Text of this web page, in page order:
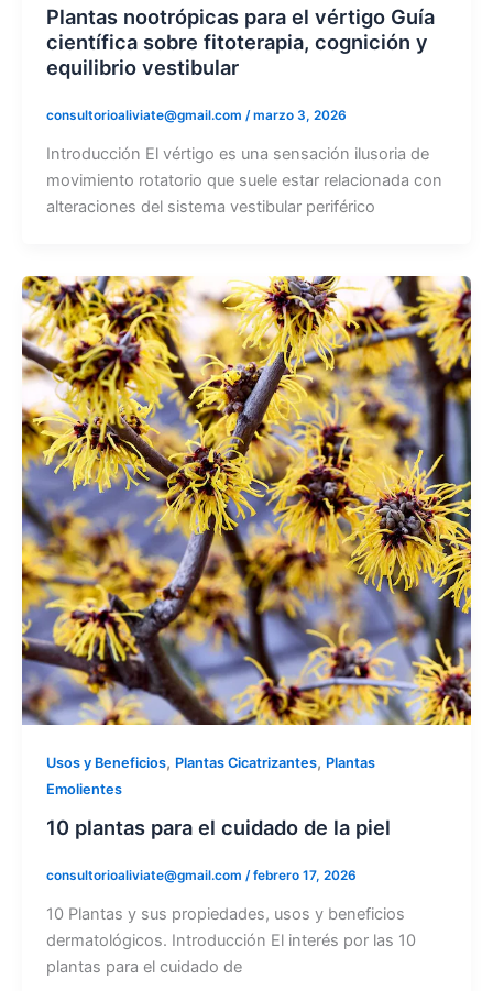
Plantas nootrópicas para el vértigo Guía
científica sobre fitoterapia, cognición y
equilibrio vestibular
consultorioaliviate@gmail.com /marzo 3, 2026
Introducción El vértigo es una sensación ilusoria de
movimiento rotatorio que suele estar relacionada con
alteraciones del sistema vestibular periférico
Usos y Beneficios, Plantas Cicatrizantes, Plantas
Emolientes
10 plantas para el cuidado de la piel
consultorioaliviate@gmail.com /febrero 17, 2026
10 Plantas y sus propiedades, usos y beneficios
dermatológicos. Introducción El interés por las 10
plantas para el cuidado de